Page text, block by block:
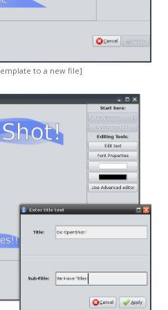
to a new file]